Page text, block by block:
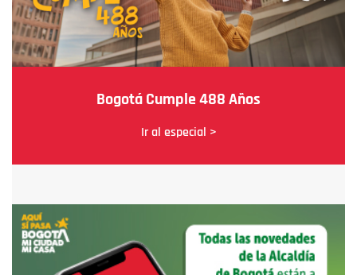
Bogotá Cumple 488 Años
Ir al especial >